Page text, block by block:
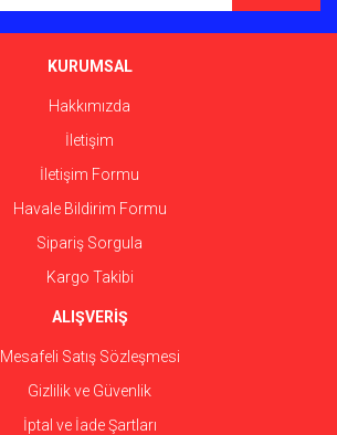
KURUMSAL
Hakkımızda
İletişim
İletişim Formu
Havale Bildirim Formu
Sipariş Sorgula
Kargo Takibi
ALIŞVERİŞ
Mesafeli Satış Sözleşmesi
Gizlilik ve Güvenlik
İptal ve İade Şartları